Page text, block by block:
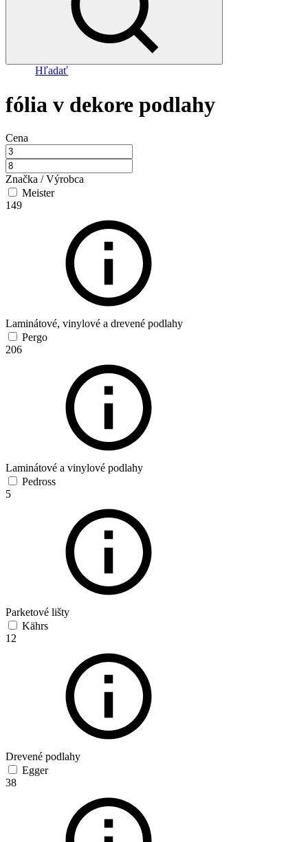
Hľadať
fólia v dekore podlahy
Cena
Značka / Výrobca
Meister
149
Laminátové, vinylové a drevené podlahy
Pergo
206
Laminátové a vinylové podlahy
Pedross
5
Parketové lišty
Kährs
12
Drevené podlahy
Egger
38